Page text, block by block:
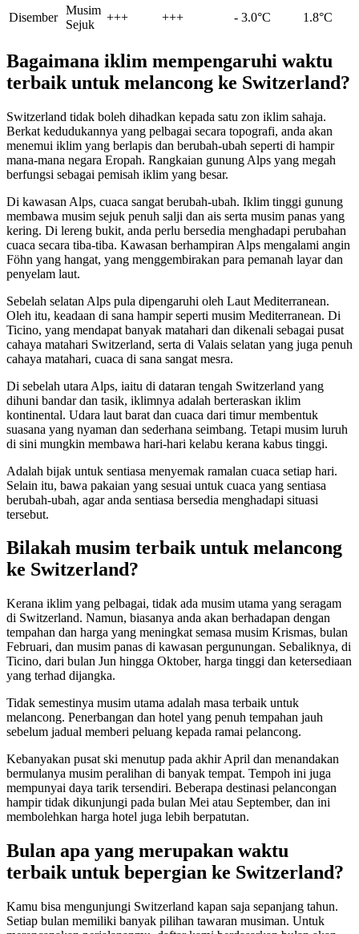
Disember
Musim
Sejuk
+++ +++ - 3.0°C 1.8°C
Bagaimana iklim mempengaruhi waktu
terbaik untuk melancong ke Switzerland?
Switzerland tidak boleh dihadkan kepada satu zon iklim sahaja.
Berkat kedudukannya yang pelbagai secara topografi, anda akan
menemui iklim yang berlapis dan berubah-ubah seperti di hampir
mana-mana negara Eropah. Rangkaian gunung Alps yang megah
berfungsi sebagai pemisah iklim yang besar.
Di kawasan Alps, cuaca sangat berubah-ubah. Iklim tinggi gunung
membawa musim sejuk penuh salji dan ais serta musim panas yang
kering. Di lereng bukit, anda perlu bersedia menghadapi perubahan
cuaca secara tiba-tiba. Kawasan berhampiran Alps mengalami angin
Föhn yang hangat, yang menggembirakan para pemanah layar dan
penyelam laut.
Sebelah selatan Alps pula dipengaruhi oleh Laut Mediterranean.
Oleh itu, keadaan di sana hampir seperti musim Mediterranean. Di
Ticino, yang mendapat banyak matahari dan dikenali sebagai pusat
cahaya matahari Switzerland, serta di Valais selatan yang juga penuh
cahaya matahari, cuaca di sana sangat mesra.
Di sebelah utara Alps, iaitu di dataran tengah Switzerland yang
dihuni bandar dan tasik, iklimnya adalah berteraskan iklim
kontinental. Udara laut barat dan cuaca dari timur membentuk
suasana yang nyaman dan sederhana seimbang. Tetapi musim luruh
di sini mungkin membawa hari-hari kelabu kerana kabus tinggi.
Adalah bijak untuk sentiasa menyemak ramalan cuaca setiap hari.
Selain itu, bawa pakaian yang sesuai untuk cuaca yang sentiasa
berubah-ubah, agar anda sentiasa bersedia menghadapi situasi
tersebut.
Bilakah musim terbaik untuk melancong
ke Switzerland?
Kerana iklim yang pelbagai, tidak ada musim utama yang seragam
di Switzerland. Namun, biasanya anda akan berhadapan dengan
tempahan dan harga yang meningkat semasa musim Krismas, bulan
Februari, dan musim panas di kawasan pergunungan. Sebaliknya, di
Ticino, dari bulan Jun hingga Oktober, harga tinggi dan ketersediaan
yang terhad dijangka.
Tidak semestinya musim utama adalah masa terbaik untuk
melancong. Penerbangan dan hotel yang penuh tempahan jauh
sebelum jadual memberi peluang kepada ramai pelancong.
Kebanyakan pusat ski menutup pada akhir April dan menandakan
bermulanya musim peralihan di banyak tempat. Tempoh ini juga
mempunyai daya tarik tersendiri. Beberapa destinasi pelancongan
hampir tidak dikunjungi pada bulan Mei atau September, dan ini
membolehkan harga hotel juga lebih berpatutan.
Bulan apa yang merupakan waktu
terbaik untuk bepergian ke Switzerland?
Kamu bisa mengunjungi Switzerland kapan saja sepanjang tahun.
Setiap bulan memiliki banyak pilihan tawaran musiman. Untuk